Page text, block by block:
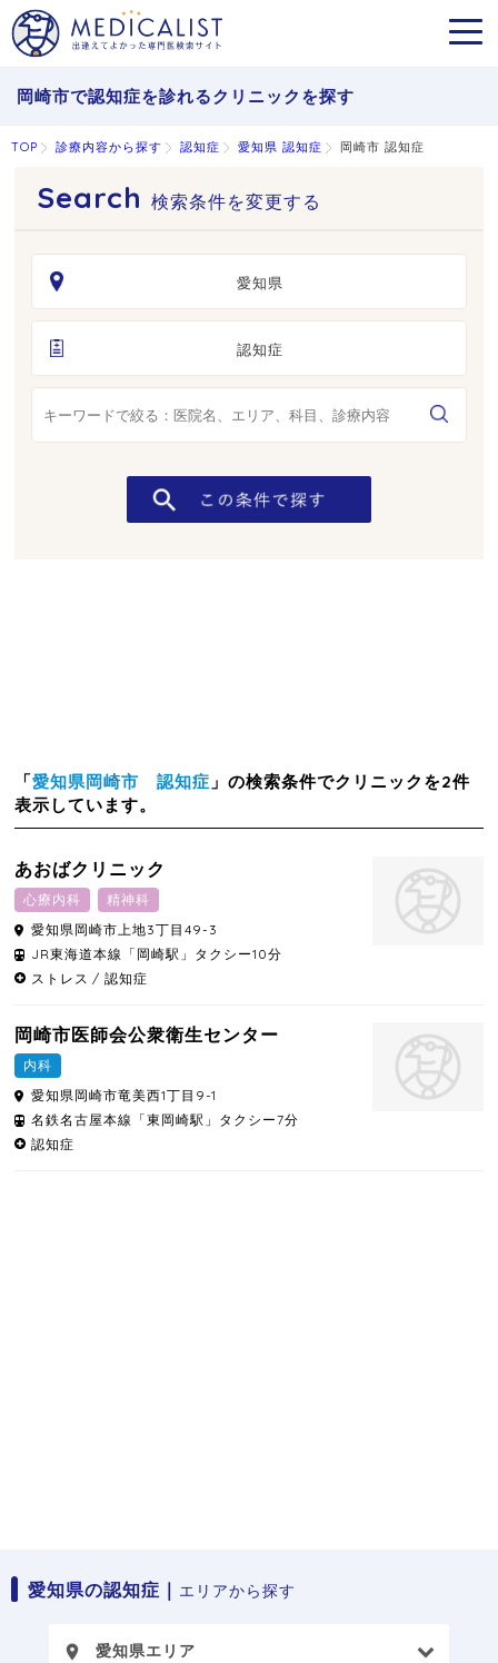
岡崎市で認知症を診れるクリニックを探す
TOP 診療内容から探す 認知症 愛知県 認知症 岡崎市 認知症
検索条件を変更する
愛知県
認知症
「愛知県岡崎市 認知症 」の検索条件でクリニックを2件
表示しています。
あおばクリニック
心療内科
精神科
愛知県岡崎市上地3丁目49-3
JR東海道本線「岡崎駅」タクシー10分
ストレス
認知症
岡崎市医師会公衆衛生センター
内科
愛知県岡崎市竜美西1丁目9-1
名鉄名古屋本線「東岡崎駅」タクシー7分
認知症
愛知県の認知症｜ エリアから探す
place 愛知県エリア